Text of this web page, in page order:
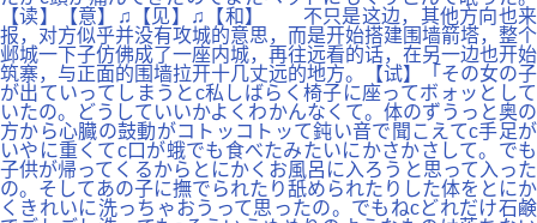
【读】【意】♫【见】♫【和】 不只是这边，其他方向也来
报，对方似乎并没有攻城的意思，而是开始搭建围墙箭塔，整个
邺城一下子仿佛成了一座内城，再往远看的话，在另一边也开始
筑寨，与正面的围墙拉开十几丈远的地方。【试】「その女の子
が出ていってしまうとc私しばらく椅子に座ってボォッとして
いたの。どうしていいかよくわかんなくて。体のずうっと奥の
方から心臓の鼓動がコトッコトッて鈍い音で聞こえてc手足が
いやに重くてc口が蛾でも食べたみたいにかさかさして。でも
子供が帰ってくるからとにかくお風呂に入ろうと思って入った
の。そしてあの子に撫でられたり舐められたりした体をとにか
くきれいに洗っちゃおうって思ったの。でもねcどれだけ石鹸